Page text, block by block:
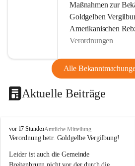
Maßnahmen zur
Goldgelben
Amerikanischen
Verordnungen
Alle
Aktuelle Beiträge
B
r
i
vor 17 StundenAmtliche Mitteilung
Verordnung betr. Goldgelbe Vergilbung!
Leider ist auch die Gemeinde